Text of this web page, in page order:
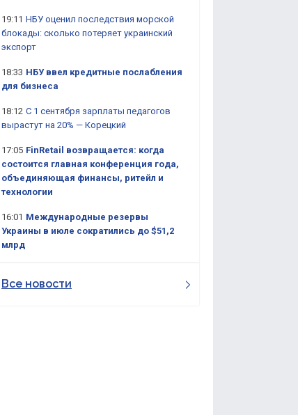
19:11 НБУ оценил последствия морской
блокады: сколько потеряет украинский
экспорт
18:33 НБУ ввел кредитные послабления
для бизнеса
18:12 С 1 сентября зарплаты педагогов
вырастут на 20% — Корецкий
17:05 FinRetail возвращается: когда
состоится главная конференция года,
объединяющая финансы, ритейл и
технологии
16:01 Международные резервы
Украины в июле сократились до $51,2
млрд
Все новости